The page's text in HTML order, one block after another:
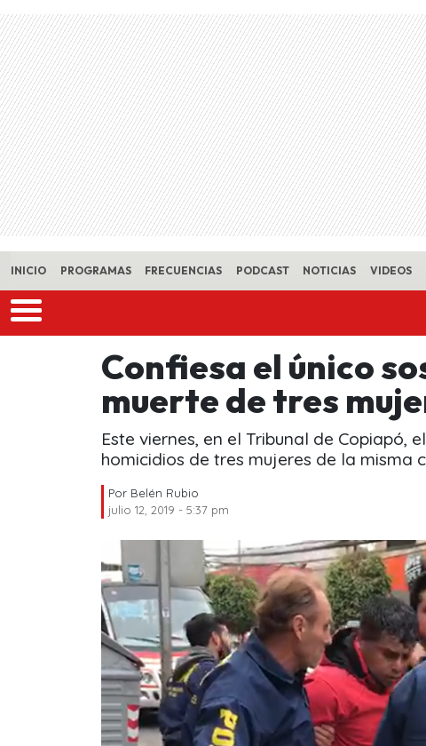
Skip to main content
INICIO PROGRAMAS FRECUENCIAS PODCAST NOTICIAS VIDEOS
Confiesa el único
muerte de tres
Este viernes, en el Tribunal de Copiapó,
homicidios de tres mujeres de la misma
Por Belén Rubio
julio 12, 2019 - 5:37 pm